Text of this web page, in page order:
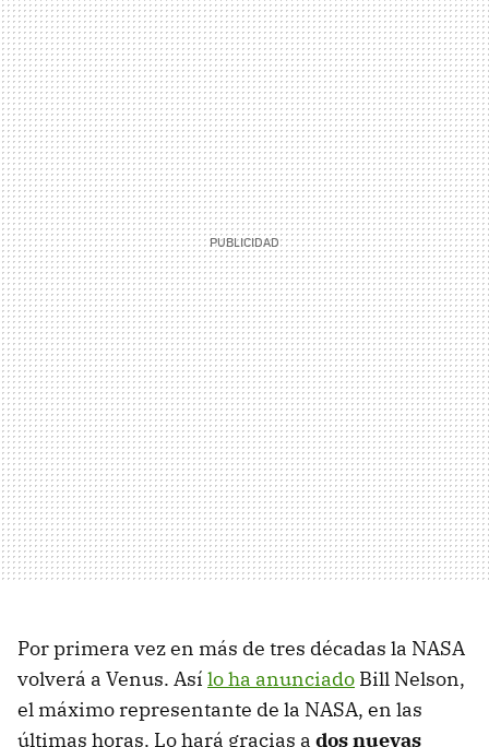
Por primera vez en más de tres décadas la NASA
volverá a Venus. Así lo ha anunciado Bill Nelson,
el máximo representante de la NASA, en las
últimas horas. Lo hará gracias a dos nuevas